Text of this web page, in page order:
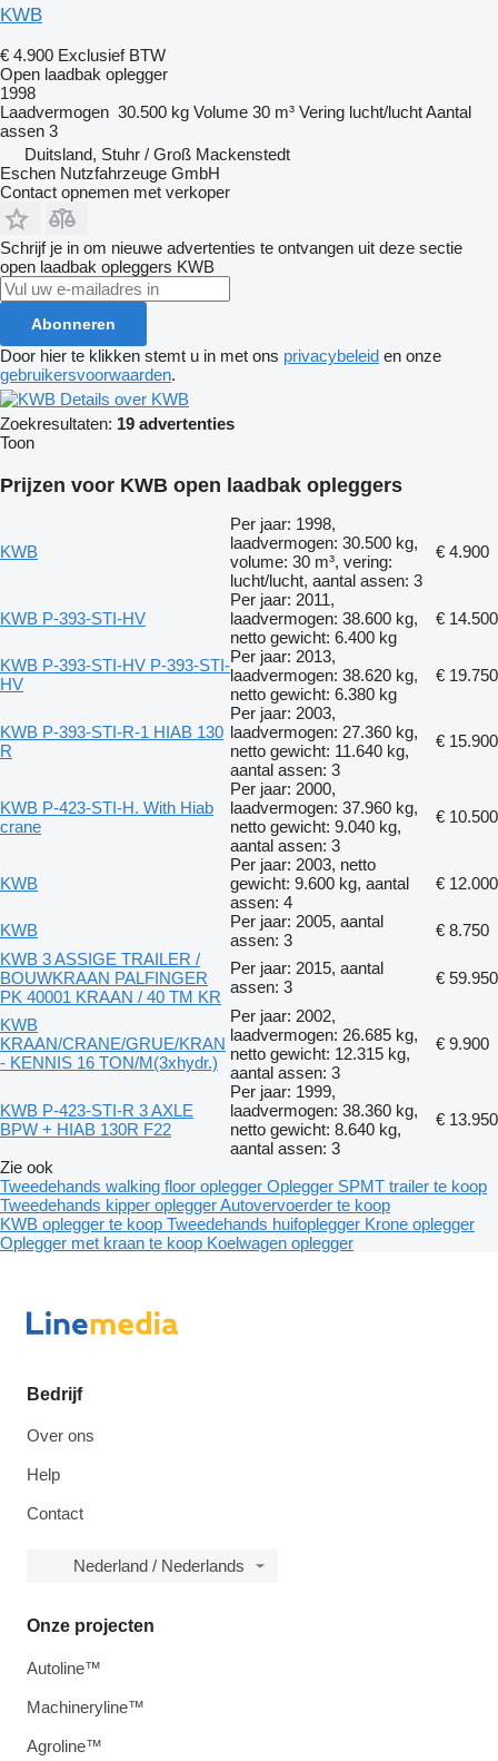
KWB
€ 4.900 Exclusief BTW
Open laadbak oplegger
1998
Laadvermogen 30.500 kg Volume 30 m³ Vering lucht/luchtAantal
assen 3
Duitsland, Stuhr / Groß Mackenstedt
Eschen Nutzfahrzeuge GmbH
Contact opnemen met verkoper
Schrijf je in om nieuwe advertenties te ontvangen uit deze sectie
open laadbak opleggers KWB
Abonneren
Door hier te klikken stemt u in met ons privacybeleid en onze
gebruikersvoorwaarden.
Details over KWB
Zoekresultaten: 19 advertenties
Toon
Prijzen voor KWB open laadbak opleggers
KWB
Per jaar: 1998,
laadvermogen: 30.500 kg,
volume: 30 m³, vering:
lucht/lucht, aantal assen: 3
€ 4.900
KWB P-393-STI-HV
Per jaar: 2011,
laadvermogen: 38.600 kg,
netto gewicht: 6.400 kg
€ 14.500
KWB P-393-STI-HV P-393-STI-
HV
Per jaar: 2013,
laadvermogen: 38.620 kg,
netto gewicht: 6.380 kg
€ 19.750
KWB P-393-STI-R-1 HIAB 130
R
Per jaar: 2003,
laadvermogen: 27.360 kg,
netto gewicht: 11.640 kg,
aantal assen: 3
€ 15.900
KWB P-423-STI-H. With Hiab
crane
Per jaar: 2000,
laadvermogen: 37.960 kg,
netto gewicht: 9.040 kg,
aantal assen: 3
€ 10.500
KWB
Per jaar: 2003, netto
gewicht: 9.600 kg, aantal
assen: 4
€ 12.000
KWB
Per jaar: 2005, aantal
assen: 3
€ 8.750
KWB 3 ASSIGE TRAILER /
BOUWKRAAN PALFINGER
PK 40001 KRAAN / 40 TM KR
Per jaar: 2015, aantal
assen: 3
€ 59.950
KWB
KRAAN/CRANE/GRUE/KRAN
- KENNIS 16 TON/M(3xhydr.)
Per jaar: 2002,
laadvermogen: 26.685 kg,
netto gewicht: 12.315 kg,
aantal assen: 3
€ 9.900
KWB P-423-STI-R 3 AXLE
BPW + HIAB 130R F22
Per jaar: 1999,
laadvermogen: 38.360 kg,
netto gewicht: 8.640 kg,
aantal assen: 3
€ 13.950
Zie ook
Tweedehands walking floor oplegger Oplegger SPMT trailer te koop
Tweedehands kipper opleggerAutovervoerder te koop
KWB oplegger te koop Tweedehands huifoplegger Krone oplegger
Oplegger met kraan te koop Koelwagen oplegger
Bedrijf
Over ons
Help
Contact
Nederland / Nederlands
Onze projecten
Autoline™
Machineryline™
Agroline™